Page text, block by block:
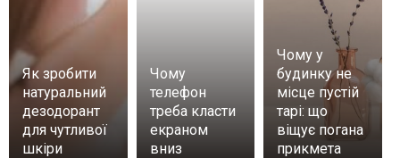
Як зробити
натуральний
дезодорант
для чутливої
шкіри
Чому
телефон
треба класти
екраном
вниз
Чому у
будинку не
місце пустій
тарі: що
віщує погана
прикмета